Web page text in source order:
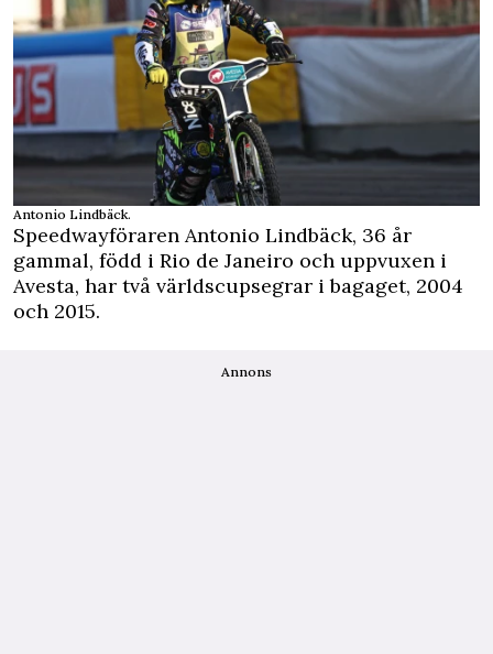
Antonio Lindbäck.
Speedwayföraren Antonio Lindbäck, 36 år
gammal, född i Rio de Janeiro och uppvuxen i
Avesta, har två världscupsegrar i bagaget, 2004
och 2015.
Annons